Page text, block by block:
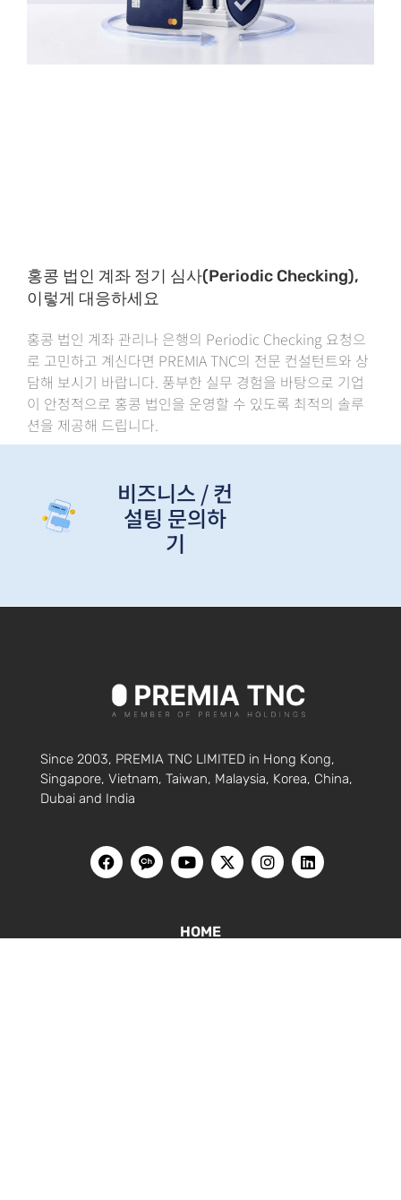
홍콩 법인 계좌 정기 심사(Periodic Checking),
이렇게 대응하세요
홍콩 법인 계좌 관리나 은행의 Periodic Checking 요청으
로 고민하고 계신다면 PREMIA TNC의 전문 컨설턴트와 상
담해 보시기 바랍니다. 풍부한 실무 경험을 바탕으로 기업
이 안정적으로 홍콩 법인을 운영할 수 있도록 최적의 솔루
션을 제공해 드립니다.
비즈니스 / 컨
설팅 문의하
기
Since 2003, PREMIA TNC LIMITED in Hong Kong,
Singapore, Vietnam, Taiwan, Malaysia, Korea, China,
Dubai and India
HOME